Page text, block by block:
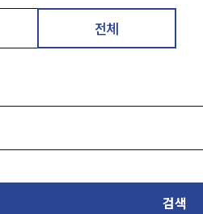
전체
검색